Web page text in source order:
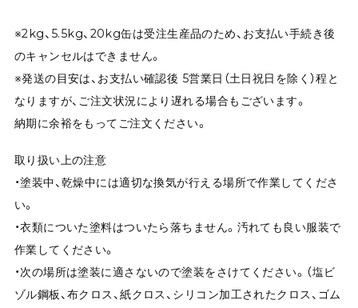
※2kg、5.5kg、20kg缶は受注生産品のため、お支払い手続き後
のキャンセルはできません。
※発送の目安は、お支払い確認後 5営業日（土日祝日を除く）程と
なりますが、ご注文状況により遅れる場合もございます。
納期に余裕をもってご注文ください。
取り扱い上の注意
・塗装中、乾燥中には適切な換気が行える場所で作業してくださ
い。
・衣類についた塗料はついたら落ちません。汚れても良い服装で
作業してください。
・次の場所は塗装に適さないので塗装をさけてください。（塩ビ
ゾル鋼板、布クロス、紙クロス、シリコン加工されたクロス、ゴム